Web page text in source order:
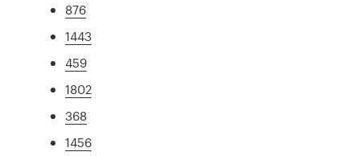
876
1443
459
1802
368
1456